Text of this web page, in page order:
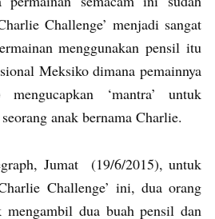
Challenge’ menjadi sangat
menggunakan pensil itu
Meksiko dimana pemainnya
mengucapkan ‘mantra’ untuk
anak bernama Charlie.
Jumat (19/6/2015), untuk
Challenge’ ini, dua orang
dua buah pensil dan